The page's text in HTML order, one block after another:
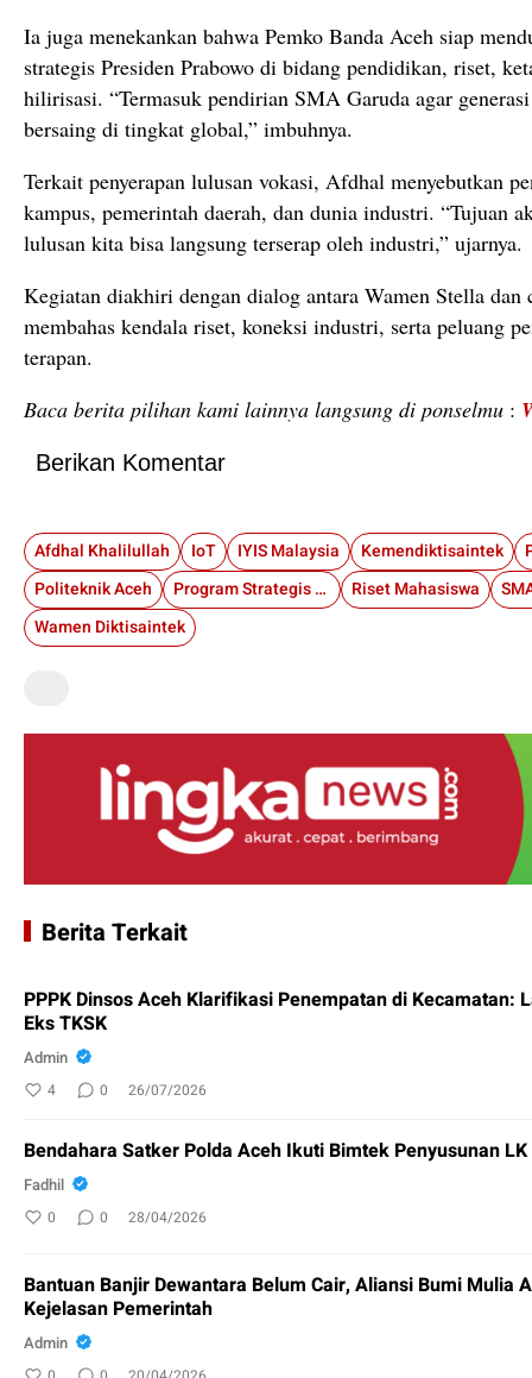
Ia juga menekankan bahwa Pemko Banda Aceh siap
strategis Presiden Prabowo di bidang pendidikan, riset,
hilirisasi. “Termasuk pendirian SMA Garuda agar
bersaing di tingkat global,” imbuhnya.
Terkait penyerapan lulusan vokasi, Afdhal menyebutkan
kampus, pemerintah daerah, dan dunia industri. “Tujuan
lulusan kita bisa langsung terserap oleh industri,” ujarnya.
Kegiatan diakhiri dengan dialog antara Wamen Stella dan
membahas kendala riset, koneksi industri, serta peluang
terapan.
Baca berita pilihan kami lainnya langsung di ponselmu :
Berikan Komentar
Afdhal Khalilullah IoT IYIS Malaysia Kemendiktisaintek
Politeknik Aceh
Program Strategis Presiden Riset Mahasiswa
Wamen Diktisaintek
Berita Terkait
PPPK Dinsos Aceh Klarifikasi Penempatan di Kecamatan:
Eks TKSK
Admin
4 0 26/07/2026
Bendahara Satker Polda Aceh Ikuti Bimtek Penyusunan LK
Fadhil
0 0 28/04/2026
Bantuan Banjir Dewantara Belum Cair, Aliansi Bumi Mulia
Kejelasan Pemerintah
Admin